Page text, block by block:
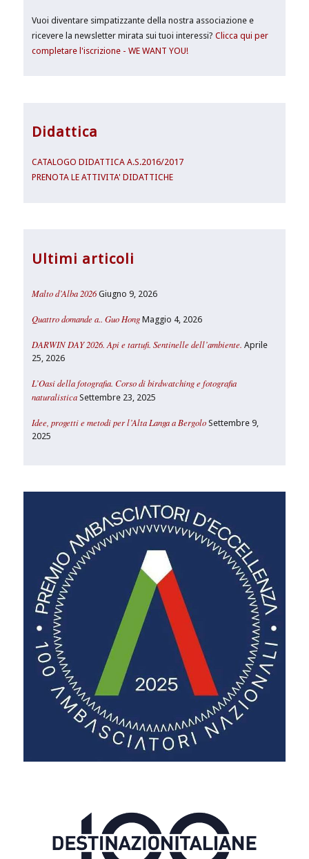
Vuoi diventare simpatizzante della nostra associazione e
ricevere la newsletter mirata sui tuoi interessi?Clicca qui per
completare l'iscrizione - WE WANT YOU!
Didattica
CATALOGO DIDATTICA A.S.2016/2017
PRENOTA LE ATTIVITA' DIDATTICHE
Ultimi articoli
Malto d’Alba 2026 Giugno 9, 2026
Quattro domande a.. Guo Hong Maggio 4, 2026
DARWIN DAY 2026. Api e tartufi. Sentinelle dell’ambiente. Aprile
25, 2026
L’Oasi della fotografia. Corso di birdwatching e fotografia
naturalistica Settembre 23, 2025
Idee, progetti e metodi per l’Alta Langa a Bergolo Settembre 9,
2025